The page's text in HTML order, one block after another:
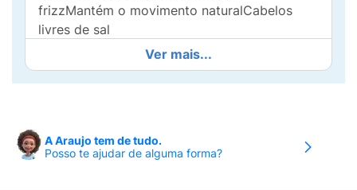
frizzMantém o movimento naturalCabelos
livres de sal
Ver mais...
A Araujo tem de tudo.
Posso te ajudar de alguma forma?